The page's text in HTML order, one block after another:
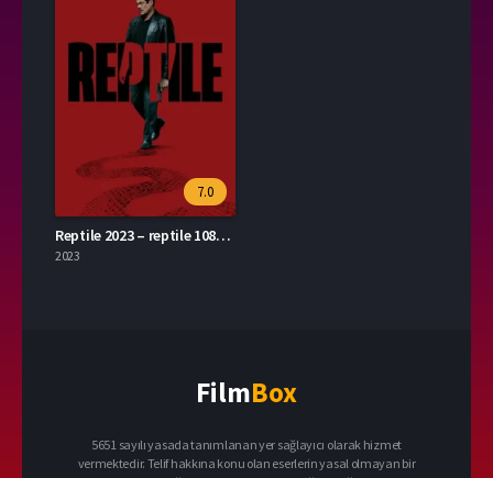
7.0
Reptile 2023 – reptile 1080p Turkce Dublaj izle
2023
FilmBox
5651 sayılı yasada tanımlanan yer sağlayıcı olarak hizmet
vermektedir. Telif hakkına konu olan eserlerin yasal olmayan bir